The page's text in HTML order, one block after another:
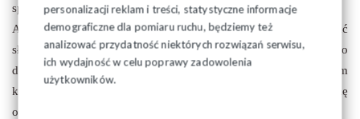
personalizacji reklam i treści, statystyczne informacje
demograficzne dla pomiaru ruchu, będziemy też
analizować przydatność niektórych rozwiązań serwisu,
ich wydajność w celu poprawy zadowolenia
użytkowników.
społeczeństwa.
Ale ojczyzna jest najważniejsza – tu nie możemy grać
słupkami notowań. Dlatego nasz plan realizujemy do
dziś.
Dzisiaj w Europie, na świecie, gdzie pod płaszczykiem
kryzysu niby ratuje się kraje, gospodarki,budżety, zapomina się
o człowieku.